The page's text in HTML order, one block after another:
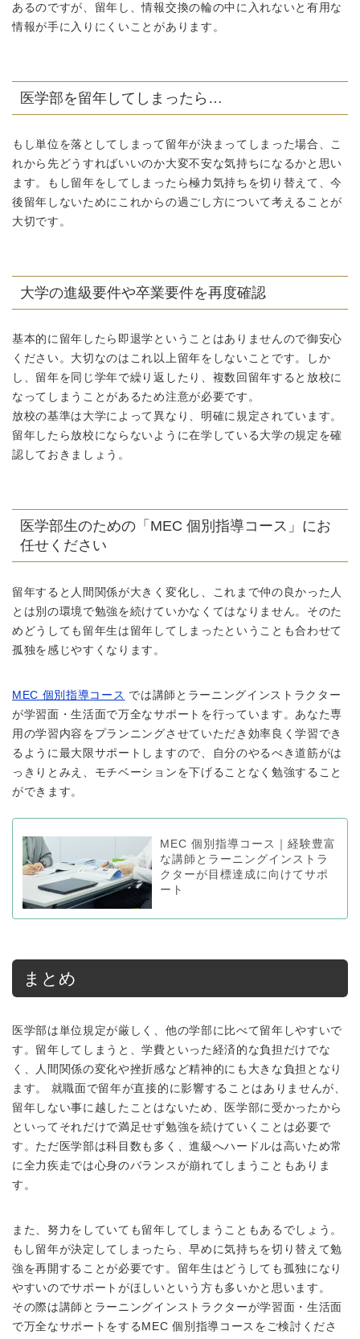
あるのですが、留年し、情報交換の輪の中に入れないと有用な
情報が手に入りにくいことがあります。
医学部を留年してしまったら…
もし単位を落としてしまって留年が決まってしまった場合、こ
れから先どうすればいいのか大変不安な気持ちになるかと思い
ます。もし留年をしてしまったら極力気持ちを切り替えて、今
後留年しないためにこれからの過ごし方について考えることが
大切です。
大学の進級要件や卒業要件を再度確認
基本的に留年したら即退学ということはありませんので御安心
ください。大切なのはこれ以上留年をしないことです。しか
し、留年を同じ学年で繰り返したり、複数回留年すると放校に
なってしまうことがあるため注意が必要です。
放校の基準は大学によって異なり、明確に規定されています。
留年したら放校にならないように在学している大学の規定を確
認しておきましょう。
医学部生のための「MEC 個別指導コース」にお
任せください
留年すると人間関係が大きく変化し、これまで仲の良かった人
とは別の環境で勉強を続けていかなくてはなりません。そのた
めどうしても留年生は留年してしまったということも合わせて
孤独を感じやすくなります。
MEC 個別指導コース では講師とラーニングインストラクター
が学習面・生活面で万全なサポートを行っています。あなた専
用の学習内容をプランニングさせていただき効率良く学習でき
るように最大限サポートしますので、自分のやるべき道筋がは
っきりとみえ、モチベーションを下げることなく勉強すること
ができます。
MEC 個別指導コース｜経験豊富
な講師とラーニングインストラ
クターが目標達成に向けてサポ
ート
まとめ
医学部は単位規定が厳しく、他の学部に比べて留年しやすいで
す。留年してしまうと、学費といった経済的な負担だけでな
く、人間関係の変化や挫折感など精神的にも大きな負担となり
ます。 就職面で留年が直接的に影響することはありませんが、
留年しない事に越したことはないため、医学部に受かったから
といってそれだけで満足せず勉強を続けていくことは必要で
す。ただ医学部は科目数も多く、進級へハードルは高いため常
に全力疾走では心身のバランスが崩れてしまうこともありま
す。
また、努力をしていても留年してしまうこともあるでしょう。
もし留年が決定してしまったら、早めに気持ちを切り替えて勉
強を再開することが必要です。留年生はどうしても孤独になり
やすいのでサポートがほしいという方も多いかと思います。
その際は講師とラーニングインストラクターが学習面・生活面
で万全なサポートをするMEC 個別指導コースをご検討くださ